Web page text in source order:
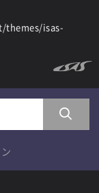
themes/isas-